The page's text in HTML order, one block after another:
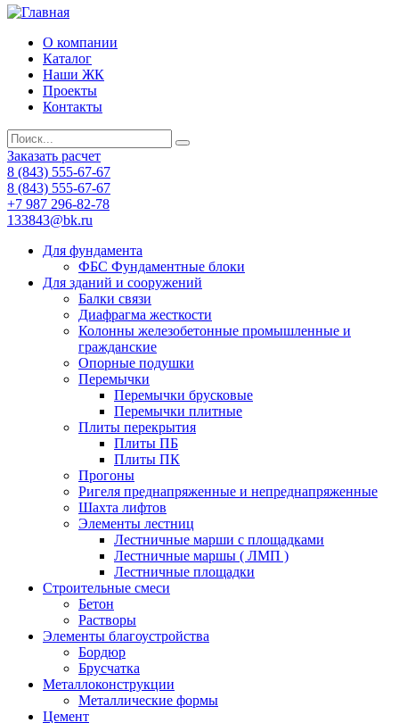
О компании
Каталог
Наши ЖК
Проекты
Контакты
Заказать расчет
8 (843) 555-67-67
8 (843) 555-67-67
+7 987 296-82-78
133843@bk.ru
Для фундамента
ФБС Фундаментные блоки
Для зданий и сооружений
Балки связи
Диафрагма жесткости
Колонны железобетонные промышленные и
гражданские
Опорные подушки
Перемычки
Перемычки брусковые
Перемычки плитные
Плиты перекрытия
Плиты ПБ
Плиты ПК
Прогоны
Ригеля преднапряженные и непреднапряженные
Шахта лифтов
Элементы лестниц
Лестничные марши с площадками
Лестничные маршы ( ЛМП )
Лестничные площадки
Строительные смеси
Бетон
Растворы
Элементы благоустройства
Бордюр
Брусчатка
Металлоконструкции
Металлические формы
Цемент